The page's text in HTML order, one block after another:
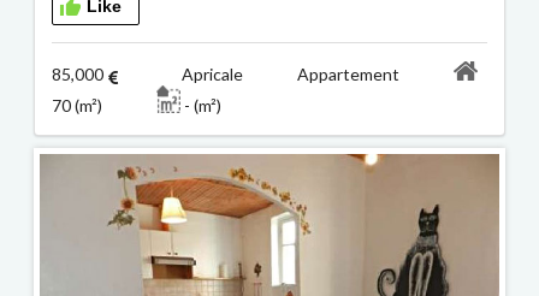
Like
85,000
Apricale Appartement
70 (m²)
- (m²)